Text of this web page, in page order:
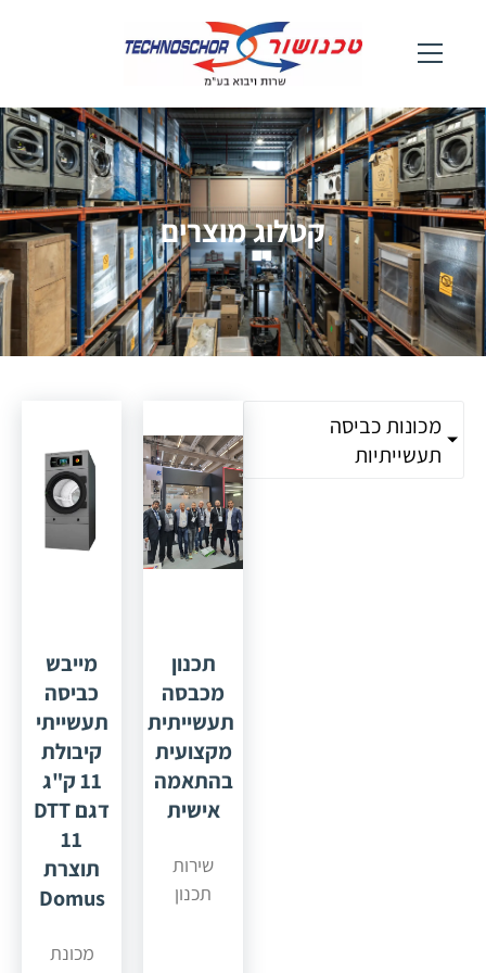
קטלוג מוצרים
מכונות כביסה
תעשייתיות
תכנון
מכבסה
תעשייתית
מקצועית
בהתאמה
אישית
שירות
תכנון
מייבש
כביסה
תעשייתי
קיבולת
11 ק"ג
דגם DTT
11
תוצרת
Domus
מכונת